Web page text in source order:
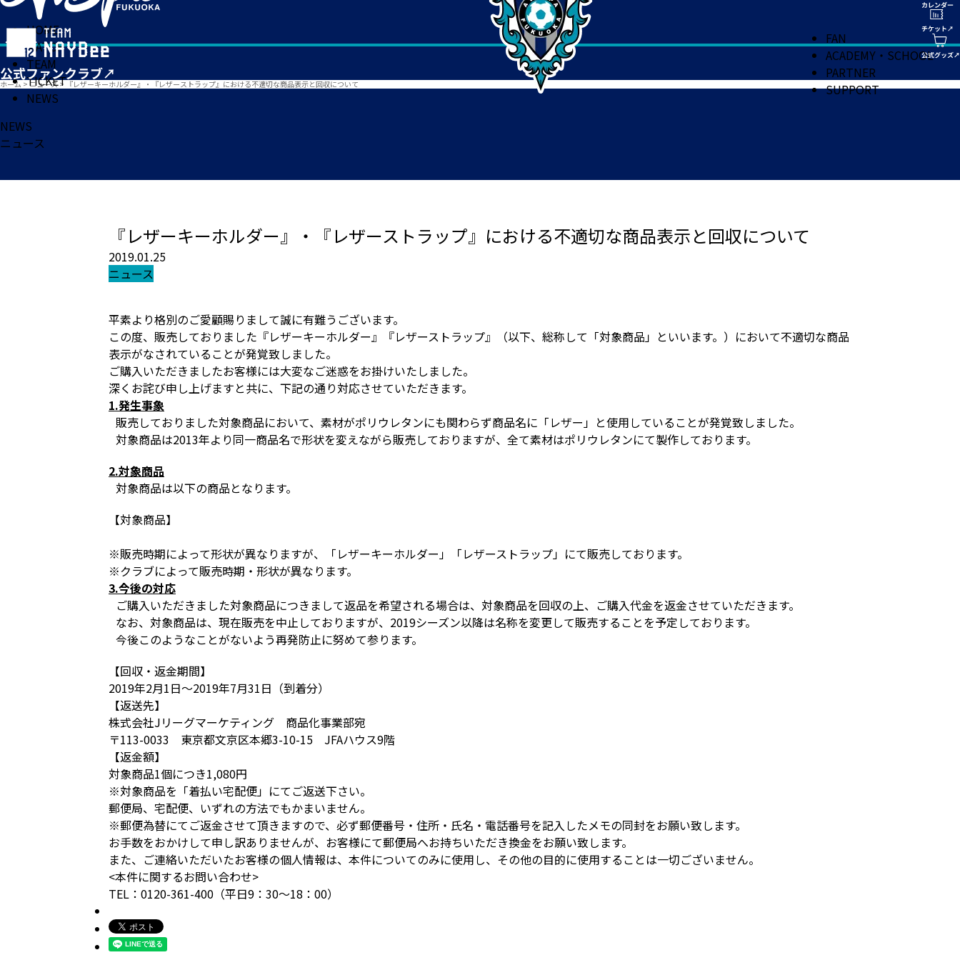
HOME
MATCH
TEAM
TICKET
NEWS
FAN
ACADEMY・SCHOOL
PARTNER
SUPPORT
ホーム > ニュース> 『レザーキーホルダー』・『レザーストラップ』における不適切な商品表示と回収について
NEWS
ニュース
『レザーキーホルダー』・『レザーストラップ』における不適切な商品表示と回収について
2019.01.25
ニュース
平素より格別のご愛顧賜りまして誠に有難うございます。
この度、販売しておりました『レザーキーホルダー』『レザーストラップ』（以下、総称して「対象商品」といいます。）において不適切な商品
表示がなされていることが発覚致しました。
ご購入いただきましたお客様には大変なご迷惑をお掛けいたしました。
深くお詫び申し上げますと共に、下記の通り対応させていただきます。
1.発生事象
販売しておりました対象商品において、素材がポリウレタンにも関わらず商品名に「レザー」と使用していることが発覚致しました。
対象商品は2013年より同一商品名で形状を変えながら販売しておりますが、全て素材はポリウレタンにて製作しております。
2.対象商品
対象商品は以下の商品となります。
【対象商品】
※販売時期によって形状が異なりますが、「レザーキーホルダー」「レザーストラップ」にて販売しております。
※クラブによって販売時期・形状が異なります。
3.今後の対応
ご購入いただきました対象商品につきまして返品を希望される場合は、対象商品を回収の上、ご購入代金を返金させていただきます。
なお、対象商品は、現在販売を中止しておりますが、2019シーズン以降は名称を変更して販売することを予定しております。
今後このようなことがないよう再発防止に努めて参ります。
【回収・返金期間】
2019年2月1日～2019年7月31日（到着分）
【返送先】
株式会社Jリーグマーケティング 商品化事業部宛
〒113-0033 東京都文京区本郷3-10-15 JFAハウス9階
【返金額】
対象商品1個につき1,080円
※対象商品を「着払い宅配便」にてご返送下さい。
郵便局、宅配便、いずれの方法でもかまいません。
※郵便為替にてご返金させて頂きますので、必ず郵便番号・住所・氏名・電話番号を記入したメモの同封をお願い致します。
お手数をおかけして申し訳ありませんが、お客様にて郵便局へお持ちいただき換金をお願い致します。
また、ご連絡いただいたお客様の個人情報は、本件についてのみに使用し、その他の目的に使用することは一切ございません。
<本件に関するお問い合わせ>
TEL：0120-361-400（平日9：30～18：00）